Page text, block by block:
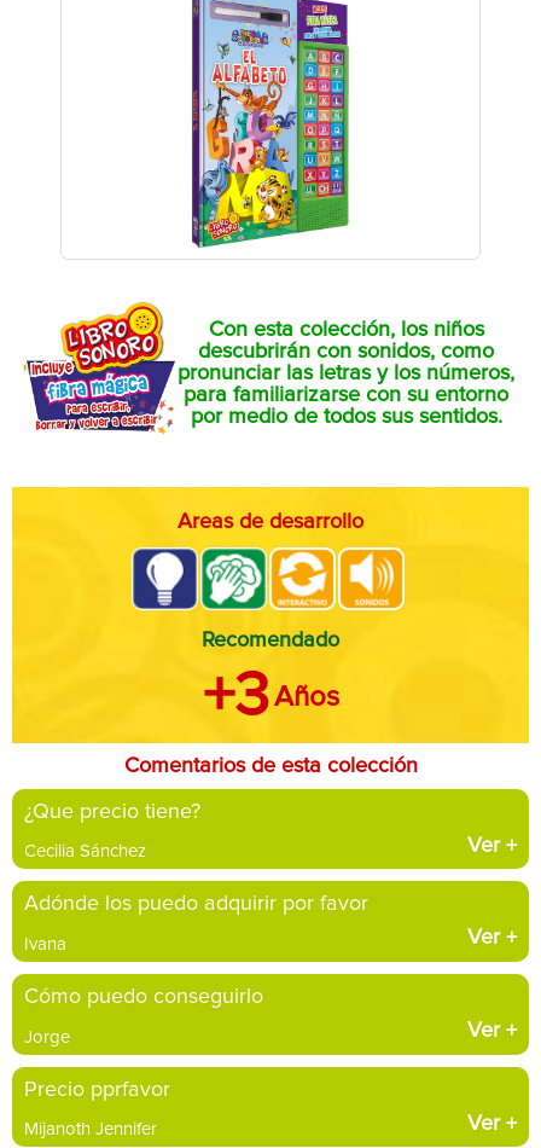
Con esta colección, los niños
descubrirán con sonidos, como
pronunciar las letras y los números,
para familiarizarse con su entorno
por medio de todos sus sentidos.
Areas de desarrollo
Recomendado
+3Años
Comentarios de esta colección
¿Que precio tiene?
Ver +
Cecilia Sánchez
Adónde los puedo adquirir por favor
Ver +
Ivana
Cómo puedo conseguirlo
Ver +
Jorge
Precio pprfavor
Ver +
Mijanoth Jennifer